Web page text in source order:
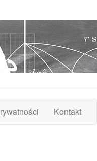
Kontakt